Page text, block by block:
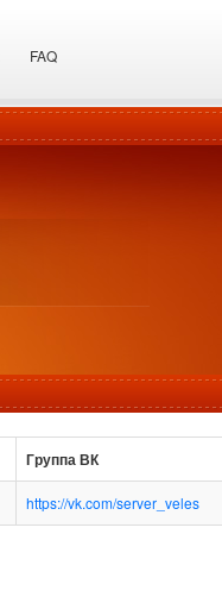
FAQ
Группа ВК
https://vk.com/server_veles